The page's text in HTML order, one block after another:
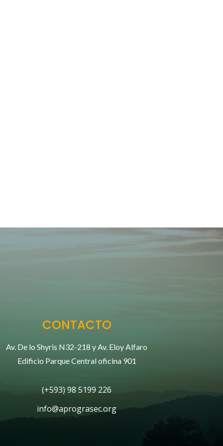
CONTACTO
Av. De lo Shyris N32-218 y Av. Eloy Alfaro
Edificio Parque Central oficina 901
(+593) 98 5199 226
info@aprograsec.org